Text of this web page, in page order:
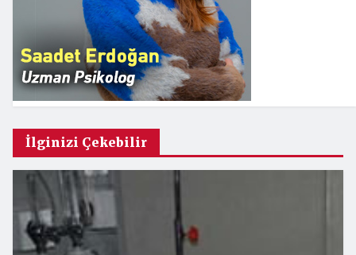
İlginizi Çekebilir